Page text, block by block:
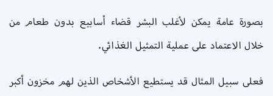
بصورة عامة يمكن لأغلب البشر قضاء أسابيع بدون طعام من
خلال الاعتماد على عملية التمثيل الغذائي.
فعلى سبيل المثال قد يستطيع الأشخاص الذين لهم مخزون أكبر